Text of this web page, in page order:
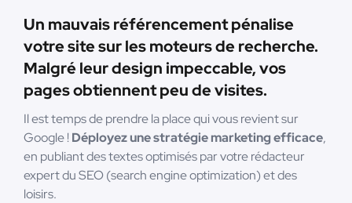
Un mauvais référencement pénalise
votre site sur les moteurs de recherche.
Malgré leur design impeccable, vos
pages obtiennent peu de visites.
Il est temps de prendre la place qui vous revient sur
Google !Déployez une stratégie marketing efficace,
en publiant des textes optimisés par votre rédacteur
expert du SEO (search engine optimization) et des
loisirs.